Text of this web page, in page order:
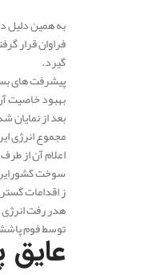
به همین دلیل
فراوان قرار
گیرد.
پیشرفت های
بهبود خاصیت
بعد از
مجموع انرژی
اعلام آن از
سوخت
ز اقدامات
هدر رفت انرژی
توسط فوم